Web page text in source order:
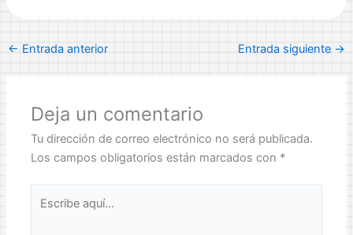
←Entrada anterior Entrada siguiente→
Deja un comentario
Tu dirección de correo electrónico no será publicada.
Los campos obligatorios están marcados con *
aquí...